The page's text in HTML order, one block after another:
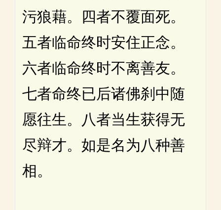
污狼藉。四者不覆面死。
五者临命终时安住正念。
六者临命终时不离善友。
七者命终已后诸佛刹中随
愿往生。八者当生获得无
尽辩才。如是名为八种善
相。